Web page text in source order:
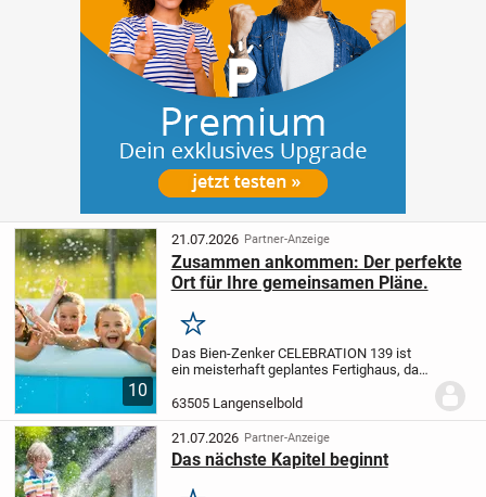
10
21.07.2026 Partner-Anzeige
Zusammen ankommen: Der perfekte
Ort für Ihre gemeinsamen Pläne.
Merken
Das Bien-Zenker CELEBRATION 139 ist
ein meisterhaft geplantes Fertighaus, das
Vorstellungen gestalten lässt. Mit einer
Grundfläche von etwa 7,40 mal 11,30
Metern und...
63505 Langenselbold
21.07.2026 Partner-Anzeige
Das nächste Kapitel beginnt